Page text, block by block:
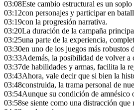
03:08Este cambio estructural es un
03:12con personajes y participar en
03:19con la progresión narrativa.
03:20La duración de la campaña
03:25una parte de la experiencia,
03:30en uno de los juegos más robustos
03:33Además, la posibilidad de volver a
03:37de habilidades y armas, facilita la
03:43Ahora, vale decir que si bien la
03:48construida, la trama personal de
03:54Aunque su condición de amnésico
03:58se siente como una distracción